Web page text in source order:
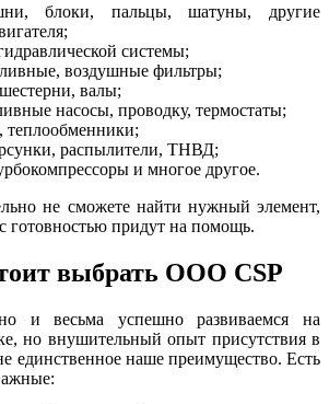
блоки, пальцы, шатуны, другие
системы;
воздушные фильтры;
валы;
насосы, проводку, термостаты;
распылители, ТНВД;
и многое другое.
не сможете найти нужный элемент,
готовностью придут на помощь.
выбрать ООО CSP
и весьма успешно развиваемся на
но внушительный опыт присутствия в
единственное наше преимущество. Есть